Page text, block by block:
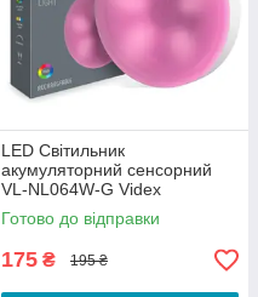
LED Світильник
акумуляторний сенсорний
VL-NL064W-G Videx
Готово до відправки
175 ₴ 195 ₴